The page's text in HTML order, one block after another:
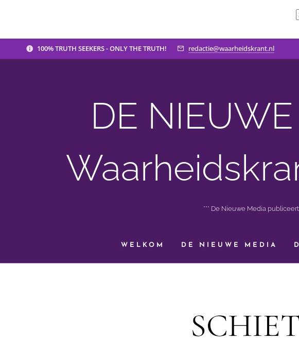
100% TRUTH SEEKERS - ONLY THE TRUTH! redactie@waarheidskrant.nl
DE
*** De Nieuwe Media
WELKOM DE NIEUWE MEDIA